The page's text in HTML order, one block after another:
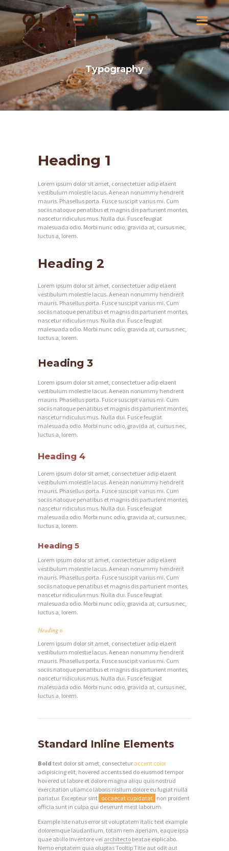
Typography
Heading 1
Lorem ipsum dolor sit amet, consectetuer adip elaent
vestibulum molestie lacus. Aenean nonummy hendrerit
mauris. Phasellus porta. Fusce suscipit varius mi. Cum
sociis natoque penatibus et magnis dis parturient montes,
nascetur ridiculus mus. Nulla dui. Fusce feugiat
malesuada odio. Morbi nunc odio, gravida at, cursus nec,
luctus a, lorem.
Heading 2
Lorem ipsum dolor sit amet, consectetuer adip elaent
vestibulum molestie lacus. Aenean nonummy hendrerit
mauris. Phasellus porta. Fusce suscipit varius mi. Cum
sociis natoque penatibus et magnis dis parturient montes,
nascetur ridiculus mus. Nulla dui. Fusce feugiat
malesuada odio. Morbi nunc odio, gravida at, cursus nec,
luctus a, lorem.
Heading 3
Lorem ipsum dolor sit amet, consectetuer adip elaent
vestibulum molestie lacus. Aenean nonummy hendrerit
mauris. Phasellus porta. Fusce suscipit varius mi. Cum
sociis natoque penatibus et magnis dis parturient montes,
nascetur ridiculus mus. Nulla dui. Fusce feugiat
malesuada odio. Morbi nunc odio, gravida at, cursus nec,
luctus a, lorem.
Heading 4
Lorem ipsum dolor sit amet, consectetuer adip elaent
vestibulum molestie lacus. Aenean nonummy hendrerit
mauris. Phasellus porta. Fusce suscipit varius mi. Cum
sociis natoque penatibus et magnis dis parturient montes,
nascetur ridiculus mus. Nulla dui. Fusce feugiat
malesuada odio. Morbi nunc odio, gravida at, cursus nec,
luctus a, lorem.
Heading 5
Lorem ipsum dolor sit amet, consectetuer adip elaent
vestibulum molestie lacus. Aenean nonummy hendrerit
mauris. Phasellus porta. Fusce suscipit varius mi. Cum
sociis natoque penatibus et magnis dis parturient montes,
nascetur ridiculus mus. Nulla dui. Fusce feugiat
malesuada odio. Morbi nunc odio, gravida at, cursus nec,
luctus a, lorem.
Heading 6
Lorem ipsum dolor sit amet, consectetuer adip elaent
vestibulum molestie lacus. Aenean nonummy hendrerit
mauris. Phasellus porta. Fusce suscipit varius mi. Cum
sociis natoque penatibus et magnis dis parturient montes,
nascetur ridiculus mus. Nulla dui. Fusce feugiat
malesuada odio. Morbi nunc odio, gravida at, cursus nec,
luctus a, lorem.
Standard Inline Elements
Bold text dolor sit amet, consectetur accent color
adipisicing elit, hovered accents sed do eiusmod tempor
hovered ut labore et dolore magna aliqu quis nostrud
exercitation ullamco laboris nisllum dolore eu fugiat nulla
pariatur. Excepteur sint occaecat cupidatat non proident
officia sunt in culpa qui deserunt mest laborum.
Example iste natus error sit voluptatem italic text example
doloremque laudantium, totam rem aperiam, eaque ipsa
quae ab illo inventore vei architecto beatae explicabo.
Nemo enptatem quia oluptas Tooltip Title aut odit aut